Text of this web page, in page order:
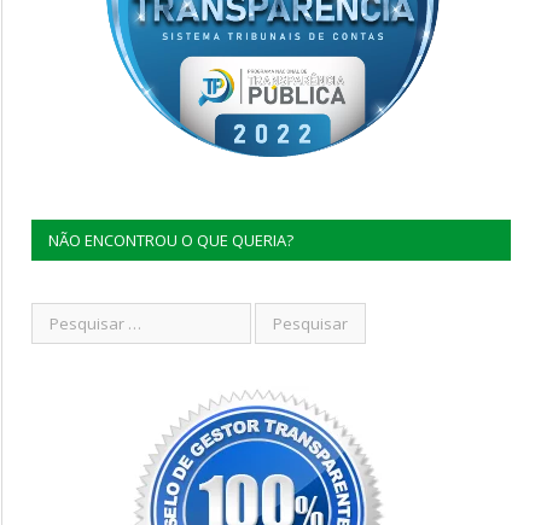
NÃO ENCONTROU O QUE QUERIA?